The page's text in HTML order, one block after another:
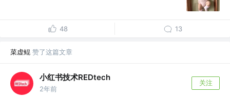
48 13
菜虚鲲 赞了这篇文章
小红书技术REDtech
2年前
关注